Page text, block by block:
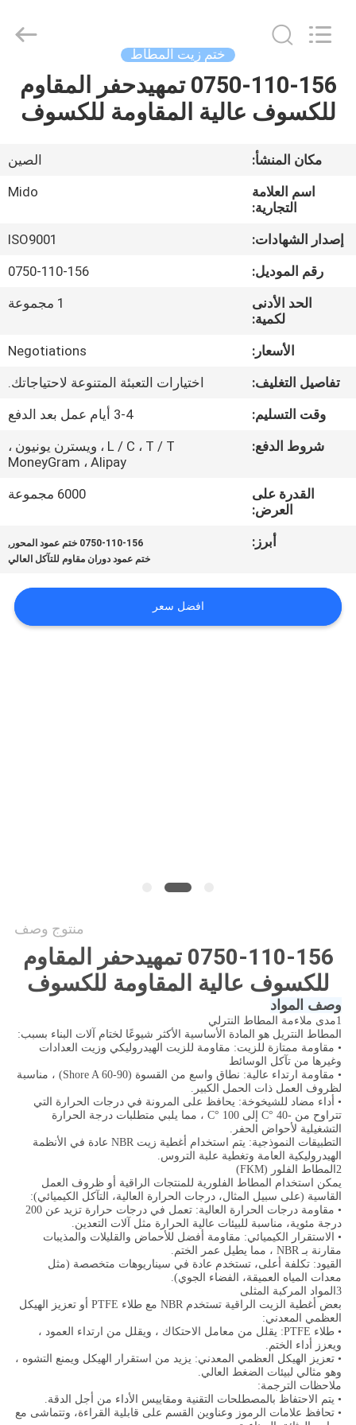
منزل
حول
جولة
ضبط
الجودة
اتصل
القضايا
Rights
Reserved.
ختم زيت المطاط
0750-110-156 تمهيدحفر المقاوم
للكسوف عالية المقاومة للكسوف
مكان المنشأ:
الصين
اسم العلامة
التجارية:
Mido
إصدار الشهادات:
ISO9001
رقم الموديل:
0750-110-156
الحد الأدنى
لكمية:
1 مجموعة
الأسعار:
Negotiations
تفاصيل التغليف:
اختيارات التعبئة المتنوعة لاحتياجاتك.
وقت التسليم:
3-4 أيام عمل بعد الدفع
شروط الدفع:
L / C ، T / T ، ويسترن يونيون ،
MoneyGram ، Alipay
القدرة على
العرض:
6000 مجموعة
أبرز: 0750-110-156 ختم عمود المحور ,
ختم عمود دوران مقاوم للتآكل العالي
افضل سعر
منتوج وصف
0750-110-156 تمهيدحفر المقاوم
للكسوف عالية المقاومة للكسوف
وصف المواد
1مدى ملاءمة المطاط النترلي
المطاط النتريل هو المادة الأساسية الأكثر شيوعًا لختام آلات البناء بسبب:
• مقاومة ممتازة للزيت: مقاومة للزيت الهيدروليكي وزيت العدادات
وغيرها من تآكل الوسائط
• مقاومة ارتداء عالية: نطاق واسع من القسوة (Shore A 60-90) ، مناسبة
لظروف العمل ذات الحمل الكبير.
• أداء مضاد للشيخوخة: يحافظ على المرونة في درجات الحرارة التي
تتراوح من -40 °C إلى 100 °C ، مما يلبي متطلبات درجة الحرارة
التشغيلية لأحواض الحفر.
التطبيقات النموذجية: يتم استخدام أغطية زيت NBR عادة في الأنظمة
الهيدروليكية العامة وتغطية علبة التروس.
2المطاط الفلور (FKM)
يمكن استخدام المطاط الفلورية للمنتجات الراقية أو ظروف العمل
القاسية (على سبيل المثال، درجات الحرارة العالية، التآكل الكيميائي):
• مقاومة درجات الحرارة العالية: تعمل في درجات حرارة تزيد عن 200
درجة مئوية، مناسبة للبيئات عالية الحرارة مثل آلات التعدين.
• الاستقرار الكيميائي: مقاومة أفضل للأحماض والقليلات والمذيبات
مقارنة بـ NBR ، مما يطيل عمر الختم.
القيود: تكلفة أعلى، تستخدم عادة في سيناريوهات متخصصة (مثل
معدات المياه العميقة، الفضاء الجوي).
3المواد المركبة المثلى
بعض أغطية الزيت الراقية تستخدم NBR مع طلاء PTFE أو تعزيز الهيكل
العظمي المعدني:
• طلاء PTFE: يقلل من معامل الاحتكاك ، ويقلل من ارتداء العمود ،
ويعزز أداء الختم.
• تعزيز الهيكل العظمي المعدني: يزيد من استقرار الهيكل ويمنع التشوه ،
وهو مثالي لبيئات الضغط العالي.
ملاحظات الترجمة:
• يتم الاحتفاظ بالمصطلحات التقنية ومقاييس الأداء من أجل الدقة.
• تحافظ علامات الرموز وعناوين القسم على قابلية القراءة، وتتماشى مع